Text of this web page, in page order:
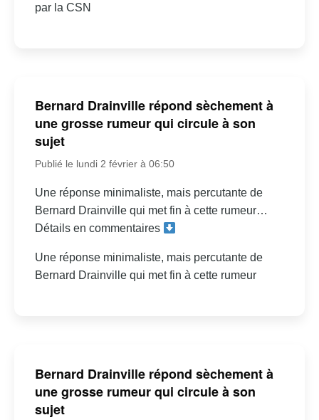
par la CSN
Bernard Drainville répond sèchement à
une grosse rumeur qui circule à son
sujet
Publié le lundi 2 février à 06:50
Une réponse minimaliste, mais percutante de
Bernard Drainville qui met fin à cette rumeur…
Détails en commentaires
Une réponse minimaliste, mais percutante de
Bernard Drainville qui met fin à cette rumeur
Bernard Drainville répond sèchement à
une grosse rumeur qui circule à son
sujet